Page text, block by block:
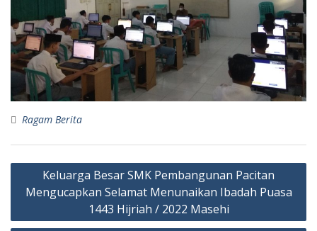
Ragam Berita
Keluarga Besar SMK Pembangunan Pacitan
Mengucapkan Selamat Menunaikan Ibadah Puasa
1443 Hijriah / 2022 Masehi